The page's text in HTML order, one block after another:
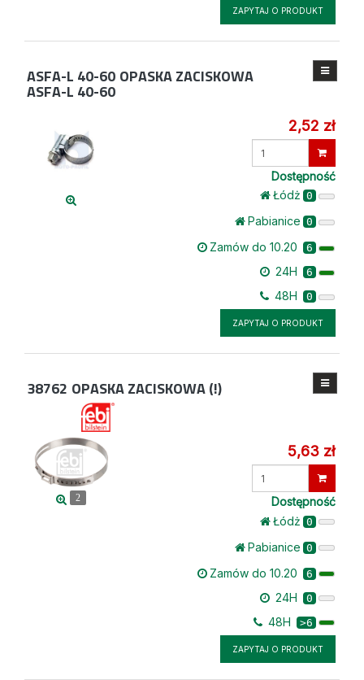
ZAPYTAJ O PRODUKT
ASFA-L 40-60 OPASKA ZACISKOWA
ASFA-L 40-60
2,52 zł
Dostępność
Łódż 0
Pabianice 0
Zamów do 10.20 6
24H 6
48H 0
ZAPYTAJ O PRODUKT
38762 OPASKA ZACISKOWA (!)
2
5,63 zł
Wprowadź
ilość
Dostępność
Łódż 0
Pabianice 0
Zamów do 10.20 6
24H 0
48H >6
ZAPYTAJ O PRODUKT